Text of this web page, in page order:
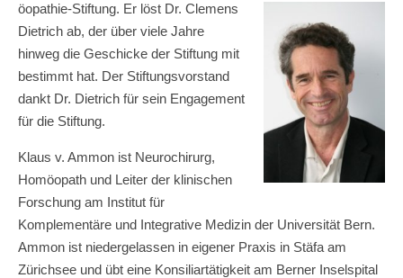
öopathie-Stiftung. Er löst Dr. Clemens
Dietrich ab, der über viele Jahre
hinweg die Geschicke der Stiftung mit
bestimmt hat. Der Stiftungsvorstand
dankt Dr. Dietrich für sein Engagement
für die Stiftung.
Klaus v. Ammon ist Neurochirurg,
Homöopath und Leiter der klinischen
Forschung am Institut für
Komplementäre und Integrative Medizin der Universität Bern.
Ammon ist niedergelassen in eigener Praxis in Stäfa am
Zürichsee und übt eine Konsiliartätigkeit am Berner Inselspital